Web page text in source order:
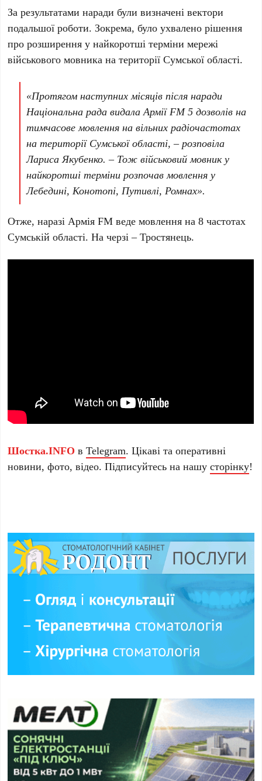
За результатами наради були визначені вектори
подальшої роботи. Зокрема, було ухвалено рішення
про розширення у найкоротші терміни мережі
військового мовника на території Сумської області.
«Протягом наступних місяців після наради
Національна рада видала Армії FM 5 дозволів на
тимчасове мовлення на вільних радіочастотах
на території Сумської області, – розповіла
Лариса Якубенко. – Тож військовий мовник у
найкоротші терміни розпочав мовлення у
Лебедині, Конотопі, Путивлі, Ромнах».
Отже, наразі Армія FM веде мовлення на 8 частотах
Сумській області. На черзі – Тростянець.
Шостка.INFO вTelegram. Цікаві та оперативні
новини, фото, відео. Підписуйтесь на нашусторінку!